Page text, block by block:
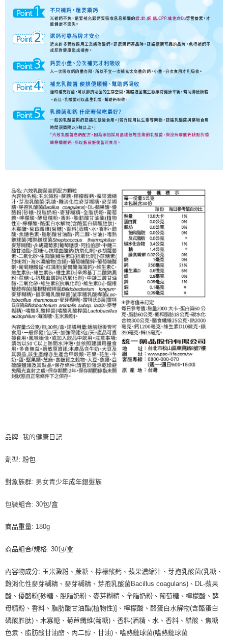
品牌: 我的健康日記
劑型: 粉包
對象族群: 男女青少年成年銀髮族
包裝組合: 30包/盒
商品重量: 180g
商品組合/規格: 30包/盒
內容物成分: 玉米澱粉、蔗糖、檸檬酸鈣、蘋果濃縮汁、芽孢乳酸菌(乳糖、
難消化性麥芽糊精、麥芽糊精、芽孢乳酸菌Bacillus coagulans)、DL-蘋果
酸、優酪粉[砂糖、脫脂奶粉、麥芽糊精、全脂奶粉、葡萄糖、檸檬酸、酵
母精粉、香料、脂肪酸甘油酯(植物性)]、檸檬酸、酪蛋白水解物(含酪蛋白
磷酸胜肽)、木寡醣、菊苣纖維(菊糖)、香料(酒精、水、香料、醋酸、焦糖
色素、脂肪酸甘油酯、丙二醇、甘油)、嗜熱鏈球菌(嗜熱鏈球菌